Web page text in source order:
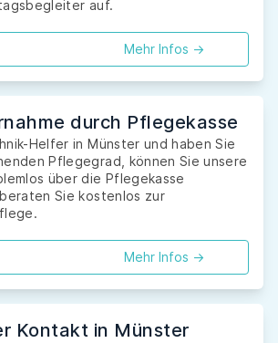
auf.
Mehr Infos ->
durch Pflegekasse
Helfer in Münster und haben Sie
Pflegegrad, können Sie unsere
über die Pflegekasse
Sie kostenlos zur
Mehr Infos ->
Kontakt in Münster